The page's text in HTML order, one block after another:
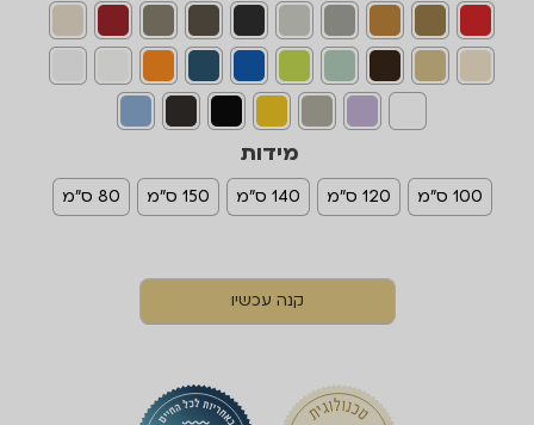
מידות
100 ס"מ 120 ס"מ 140 ס"מ 150 ס"מ 80 ס"מ
קנה עכשיו